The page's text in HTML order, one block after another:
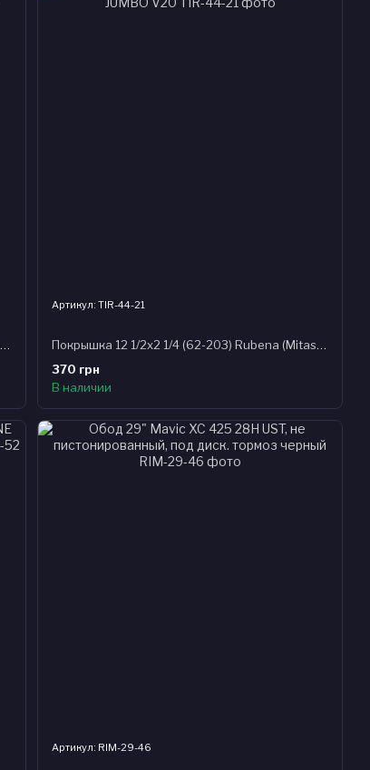
Спица 294мм 14G CN с хромир. нип. 16мм черная (100шт) стальная
Артикул: TIR-44-21
Покрышка 12 1/2x2 1/4 (62-203) Rubena (Mitas) JUMBO V20
370 грн
В наличии
Артикул: RIM-29-46